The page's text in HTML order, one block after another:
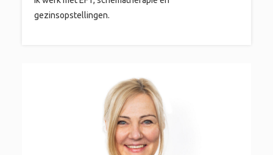
gezinsopstellingen.